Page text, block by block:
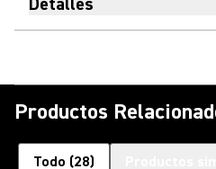
Productos
Todo (28)